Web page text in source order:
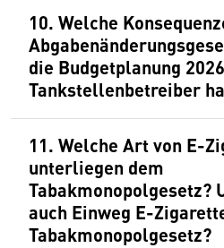
10. Welche
die Budgetplanung
Tankstellenbetreiber
11. Welche Art von E-
unterliegen dem
Tabakmonopolgesetz?
auch Einweg E-
Tabakmonopolgesetz?